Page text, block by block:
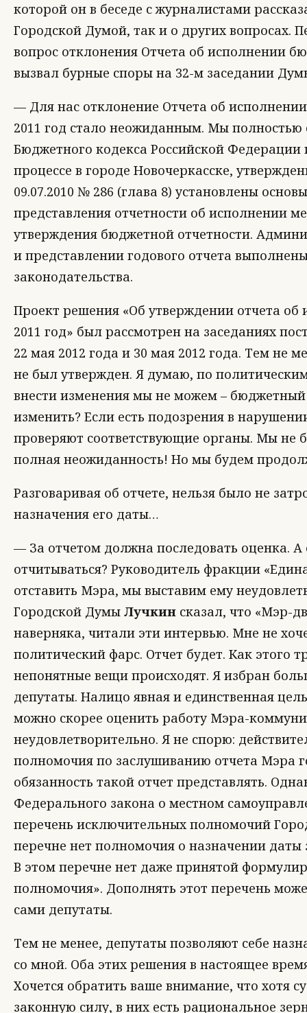
которой он в беседе с журналистами
Городской Думой, так и о других вопросах.
вопрос отклонения Отчета об исполнении
вызвал бурные споры на 32-м заседании
— Для нас отклонение Отчета об
2011 год стало неожиданным. Мы полностью
Бюджетного кодекса Российской
процессе в городе Новочеркасске,
09.07.2010 № 286 (глава 8) установлены
представления отчетности об исполнении
утверждения бюджетной отчетности.
и представлении годового отчета
законодательства.
Проект решения «Об утверждении отчета
2011 год» был рассмотрен на заседаниях
22 мая 2012 года и 30 мая 2012 года. Тем не
не был утвержден. Я думаю, по
внести изменения мы не можем –
изменить? Если есть подозрения в
проверяют соответствующие органы. Мы не
полная неожиданность! Но мы будем
Разговаривая об отчете, нельзя было не
назначения его даты…
— За отчетом должна последовать оценка. А
отчитываться? Руководитель фракции
отставить Мэра, мы выставим ему
Городской Думы Лучкин сказал, что «Мэр-
наверняка, читали эти интервью. Мне не
политический фарс. Отчет будет. Как этого
непонятные вещи происходят. Я избран
депутаты. Налицо явная и единственная
можно скорее оценить работу Мэра-
неудовлетворительно. Я не спорю:
полномочия по заслушиванию отчета Мэра
обязанность такой отчет представлять.
Федерального закона о местном
перечень исключительных полномочий
перечне нет полномочия о назначении
В этом перечне нет даже принятой
полномочия». Дополнять этот перечень
сами депутаты.
Тем не менее, депутаты позволяют себе
со мной. Оба этих решения в настоящее
Хочется обратить ваше внимание, что хотя
законную силу, в них есть рациональное